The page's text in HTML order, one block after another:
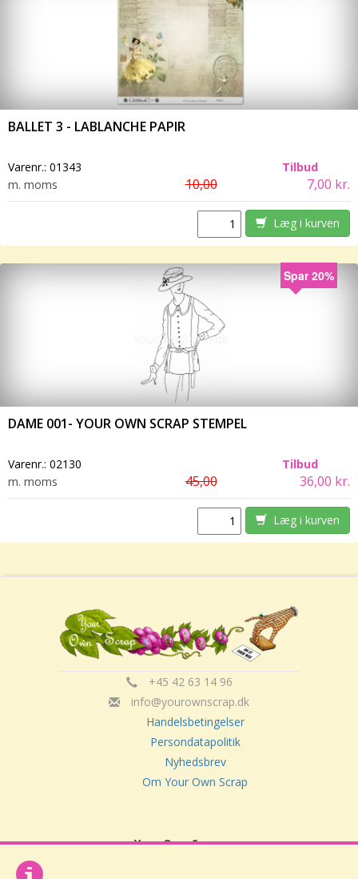
BALLET 3 - LABLANCHE PAPIR
Varenr.: 01343
Tilbud
m. moms
10,00 7,00 kr.
Læg i kurven
Spar 20%
DAME 001- YOUR OWN SCRAP STEMPEL
Varenr.: 02130
Tilbud
m. moms
45,00 36,00 kr.
Læg i kurven
+45 42 63 14 96
info@yourownscrap.dk
Handelsbetingelser
Persondatapolitik
Nyhedsbrev
Om Your Own Scrap
Your Own Scrap